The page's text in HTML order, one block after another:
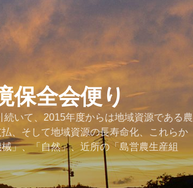
保全会便り
いて、2015年度からは地域資源である農
、そして地域資源の長寿命化、これらか
」、「自然」、近所の「島営農生産組